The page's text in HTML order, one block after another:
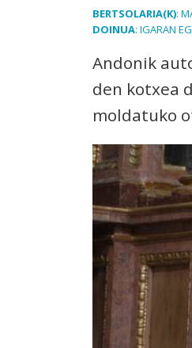
BERTSOLARIA(K):
DOINUA: IGARAN
Andonik
den kotxea
moldatuko